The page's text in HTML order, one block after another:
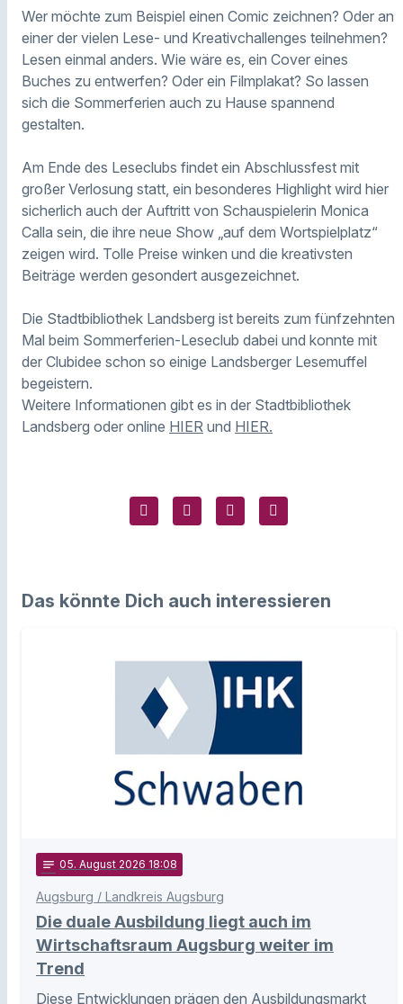
Wer möchte zum Beispiel einen Comic zeichnen? Oder an
einer der vielen Lese- und Kreativchallenges teilnehmen?
Lesen einmal anders. Wie wäre es, ein Cover eines
Buches zu entwerfen? Oder ein Filmplakat? So lassen
sich die Sommerferien auch zu Hause spannend
gestalten.
Am Ende des Leseclubs findet ein Abschlussfest mit
großer Verlosung statt, ein besonderes Highlight wird hier
sicherlich auch der Auftritt von Schauspielerin Monica
Calla sein, die ihre neue Show „auf dem Wortspielplatz“
zeigen wird. Tolle Preise winken und die kreativsten
Beiträge werden gesondert ausgezeichnet.
Die Stadtbibliothek Landsberg ist bereits zum fünfzehnten
Mal beim Sommerferien-Leseclub dabei und konnte mit
der Clubidee schon so einige Landsberger Lesemuffel
begeistern.
Weitere Informationen gibt es in der Stadtbibliothek
Landsberg oder online HIER und HIER.
Das könnte Dich auch interessieren
notes 05. August 2026 18:08
Augsburg / Landkreis Augsburg
Die duale Ausbildung liegt auch im
Wirtschaftsraum Augsburg weiter im
Trend
Diese Entwicklungen prägen den Ausbildungsmarkt